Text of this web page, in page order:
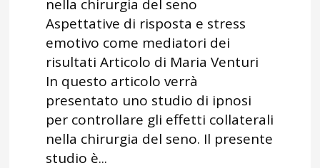
nella chirurgia del seno
Aspettative di risposta e stress
emotivo come mediatori dei
risultati Articolo di Maria Venturi
In questo articolo verrà
presentato uno studio di ipnosi
per controllare gli effetti collaterali
nella chirurgia del seno. Il presente
studio è...